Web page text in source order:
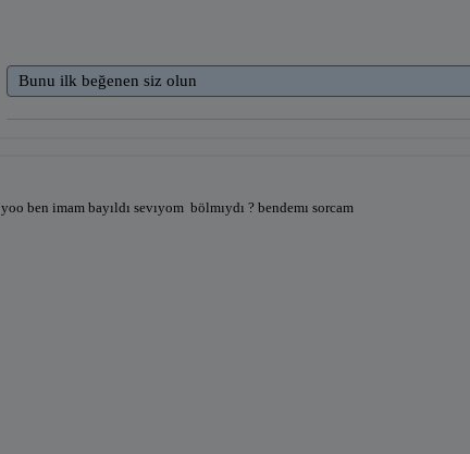
Bunu ilk beğenen siz olun
yoo ben imam bayıldı sevıyom bölmıydı ? bendemı sorcam